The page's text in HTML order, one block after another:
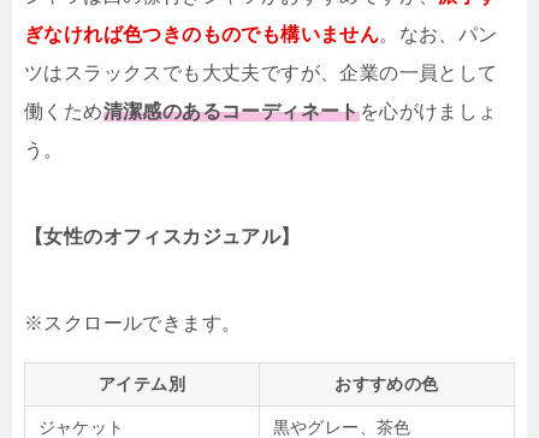
ぎなければ色つきのものでも構いません。なお、パン
ツはスラックスでも大丈夫ですが、企業の一員として
働くため清潔感のあるコーディネートを心がけましょ
う。
【女性のオフィスカジュアル】
アイテム別 おすすめの色
ジャケット 黒やグレー、茶色